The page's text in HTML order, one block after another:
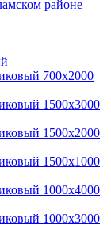
районе
700х2000
1500х3000
1500х2000
1500х1000
1000х4000
1000х3000